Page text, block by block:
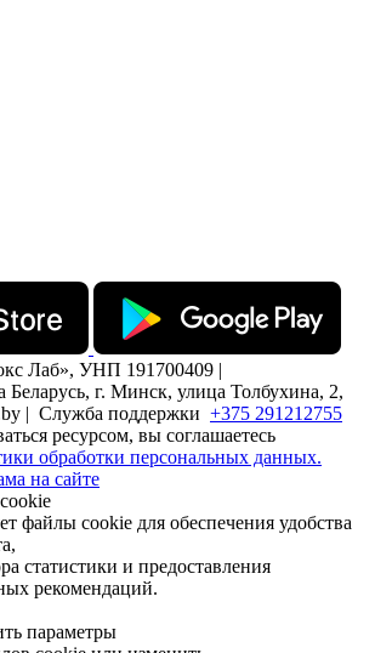
Лаб», УНП 191700409 |
Беларусь, г. Минск, улица Толбухина, 2,
| Служба поддержки +375 291212755
ресурсом, вы соглашаетесь
обработки персональных данных.
на сайте
файлы cookie для обеспечения удобства
статистики и предоставления
рекомендаций.
параметры